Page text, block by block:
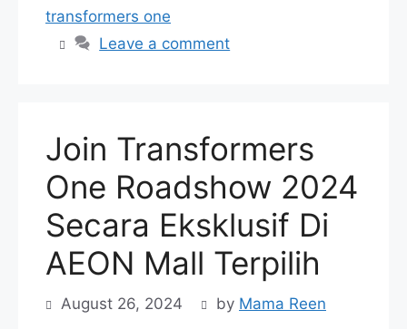
transformers one
Leave a comment
Join Transformers
One Roadshow 2024
Secara Eksklusif Di
AEON Mall Terpilih
August 26, 2024 by Mama Reen